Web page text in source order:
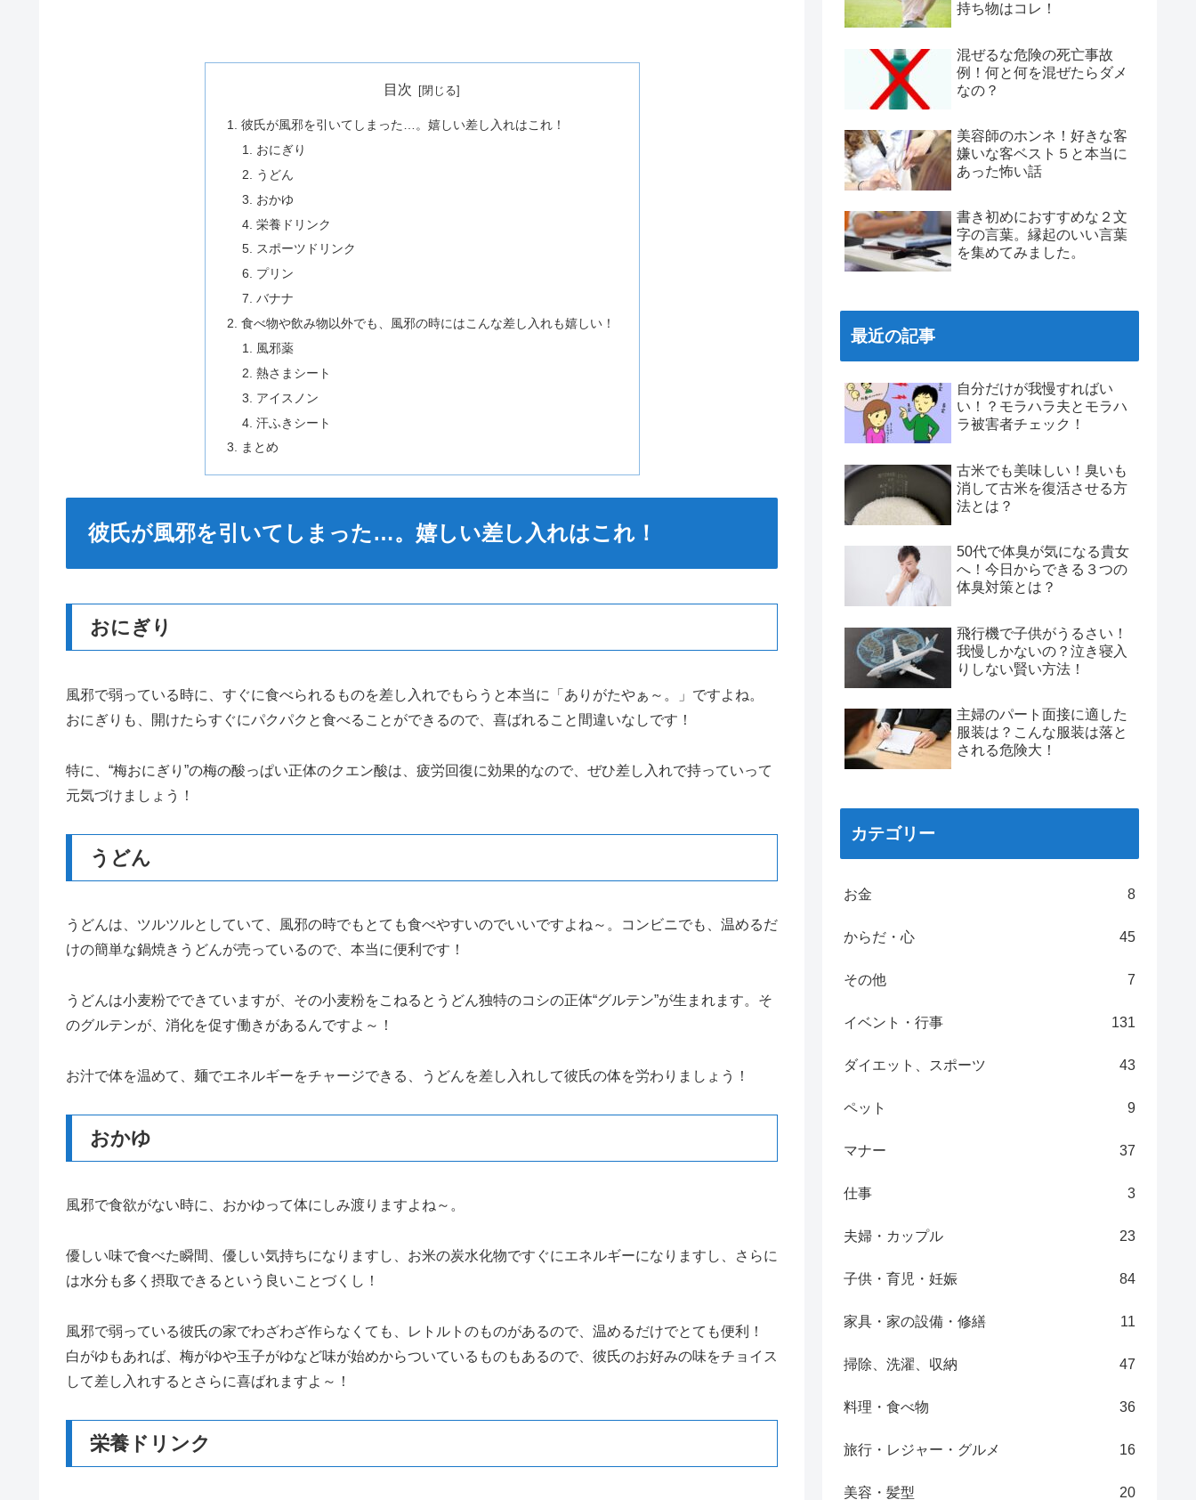
目次
彼氏が風邪を引いてしまった…。嬉しい差し入れはこれ！
おにぎり
うどん
おかゆ
栄養ドリンク
スポーツドリンク
プリン
バナナ
食べ物や飲み物以外でも、風邪の時にはこんな差し入れも嬉しい！
風邪薬
熱さまシート
アイスノン
汗ふきシート
まとめ
彼氏が風邪を引いてしまった…。嬉しい差し入れはこれ！
おにぎり
風邪で弱っている時に、すぐに食べられるものを差し入れでもらうと本当に「ありがたやぁ～。」ですよね。
おにぎりも、開けたらすぐにパクパクと食べることができるので、喜ばれること間違いなしです！
特に、“梅おにぎり”の梅の酸っぱい正体のクエン酸は、疲労回復に効果的なので、ぜひ差し入れで持っていって
元気づけましょう！
うどん
うどんは、ツルツルとしていて、風邪の時でもとても食べやすいのでいいですよね～。コンビニでも、温めるだ
けの簡単な鍋焼きうどんが売っているので、本当に便利です！
うどんは小麦粉でできていますが、その小麦粉をこねるとうどん独特のコシの正体“グルテン”が生まれます。そ
のグルテンが、消化を促す働きがあるんですよ～！
お汁で体を温めて、麺でエネルギーをチャージできる、うどんを差し入れして彼氏の体を労わりましょう！
おかゆ
風邪で食欲がない時に、おかゆって体にしみ渡りますよね～。
優しい味で食べた瞬間、優しい気持ちになりますし、お米の炭水化物ですぐにエネルギーになりますし、さらに
は水分も多く摂取できるという良いことづくし！
風邪で弱っている彼氏の家でわざわざ作らなくても、レトルトのものがあるので、温めるだけでとても便利！
白がゆもあれば、梅がゆや玉子がゆなど味が始めからついているものもあるので、彼氏のお好みの味をチョイス
して差し入れするとさらに喜ばれますよ～！
栄養ドリンク
持ち物はコレ！
混ぜるな危険の死亡事故
例！何と何を混ぜたらダメ
なの？
美容師のホンネ！好きな客
嫌いな客ベスト５と本当に
あった怖い話
書き初めにおすすめな２文
字の言葉。縁起のいい言葉
を集めてみました。
最近の記事
自分だけが我慢すればい
い！？モラハラ夫とモラハ
ラ被害者チェック！
古米でも美味しい！臭いも
消して古米を復活させる方
法とは？
50代で体臭が気になる貴女
へ！今日からできる３つの
体臭対策とは？
飛行機で子供がうるさい！
我慢しかないの？泣き寝入
りしない賢い方法！
主婦のパート面接に適した
服装は？こんな服装は落と
される危険大！
カテゴリー
お金 8
からだ・心 45
その他 7
イベント・行事 131
ダイエット、スポーツ 43
ペット 9
マナー 37
仕事 3
夫婦・カップル 23
子供・育児・妊娠 84
家具・家の設備・修繕 11
掃除、洗濯、収納 47
料理・食べ物 36
旅行・レジャー・グルメ 16
美容・髪型 20